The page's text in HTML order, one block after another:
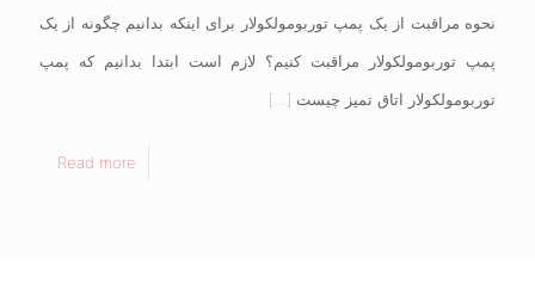
نحوه مراقبت از یک پمپ توربومولکولار برای اینکه بدانیم چگونه از یک
پمپ توربومولکولار مراقبت کنیم؟ لازم است ابتدا بدانیم که پمپ
توربومولکولار اتاق تمیز چیست […]
Read more